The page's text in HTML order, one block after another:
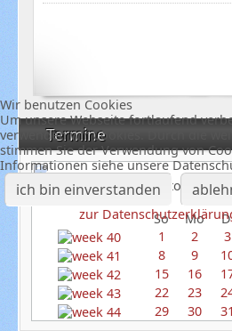
Termine
Oktober
So
Mo
1
2 3
8
9
15
16
22
23
29
30 31
Wir benutzen Cookies
Um unsere Webseite fortlaufend
verwenden wir Cookies. Durch die
stimmen Sie der Verwendung von
Informationen siehe unsere
ich bin einverstanden
zur